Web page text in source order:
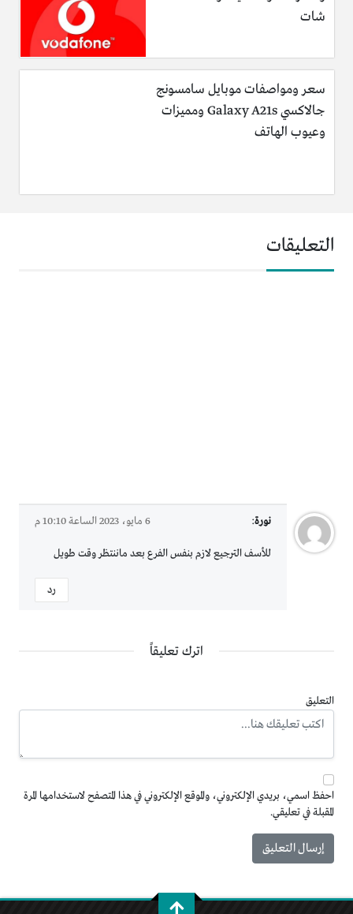
شات
سعر ومواصفات موبايل سامسونج
جالاكسي Galaxy A21s ومميزات
وعيوب الهاتف
التعليقات
نورة: 6 مايو، 2023 الساعة 10:10 م
للأسف الترجيع لازم بنفس الفرع بعد ماننتظر وقت طويل
رد
اترك تعليقاً
التعليق
احفظ اسمي، بريدي الإلكتروني، والموقع الإلكتروني في هذا المتصفح لاستخدامها المرة
المقبلة في تعليقي.